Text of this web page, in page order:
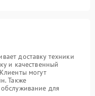
доставку техники
и качественный
могут
Также
обслуживание для